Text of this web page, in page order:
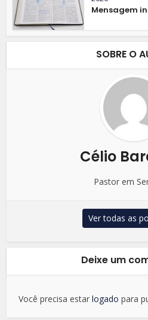
Mensagem
SOBRE O
Célio
Pastor em
Ver todas as
Deixe um
Você precisa estarlogado para